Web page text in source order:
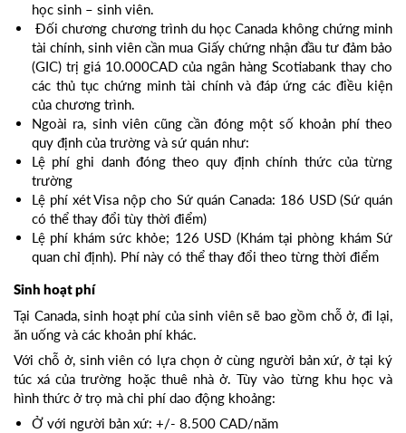
học sinh – sinh viên.
Đối chương chương trình du học Canada không chứng minh
tài chính, sinh viên cần mua Giấy chứng nhận đầu tư đảm bảo
(GIC) trị giá 10.000CAD của ngân hàng Scotiabank thay cho
các thủ tục chứng minh tài chính và đáp ứng các điều kiện
của chương trình.
Ngoài ra, sinh viên cũng cần đóng một số khoản phí theo
quy định của trường và sứ quán như:
Lệ phí ghi danh đóng theo quy định chính thức của từng
trường
Lệ phí xét Visa nộp cho Sứ quán Canada: 186 USD (Sứ quán
có thể thay đổi tùy thời điểm)
Lệ phí khám sức khỏe; 126 USD (Khám tại phòng khám Sứ
quan chỉ định). Phí này có thể thay đổi theo từng thời điểm
Sinh hoạt phí
Tại Canada, sinh hoạt phí của sinh viên sẽ bao gồm chỗ ở, đi lại,
ăn uống và các khoản phí khác.
Với chỗ ở, sinh viên có lựa chọn ở cùng người bản xứ, ở tại ký
túc xá của trường hoặc thuê nhà ở. Tùy vào từng khu học và
hình thức ở trọ mà chi phí dao động khoảng:
Ở với người bản xứ: +/- 8.500 CAD/năm